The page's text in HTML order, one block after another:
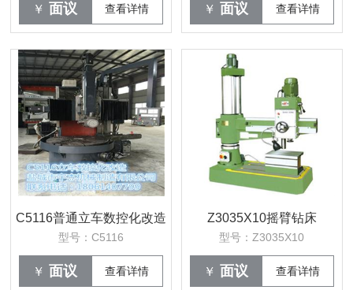
￥ 面议 查看详情 ￥ 面议 查看详情
C5116普通立车数控化改造
型号：C5116
￥ 面议 查看详情
Z3035X10摇臂钻床
型号：Z3035X10
￥ 面议 查看详情